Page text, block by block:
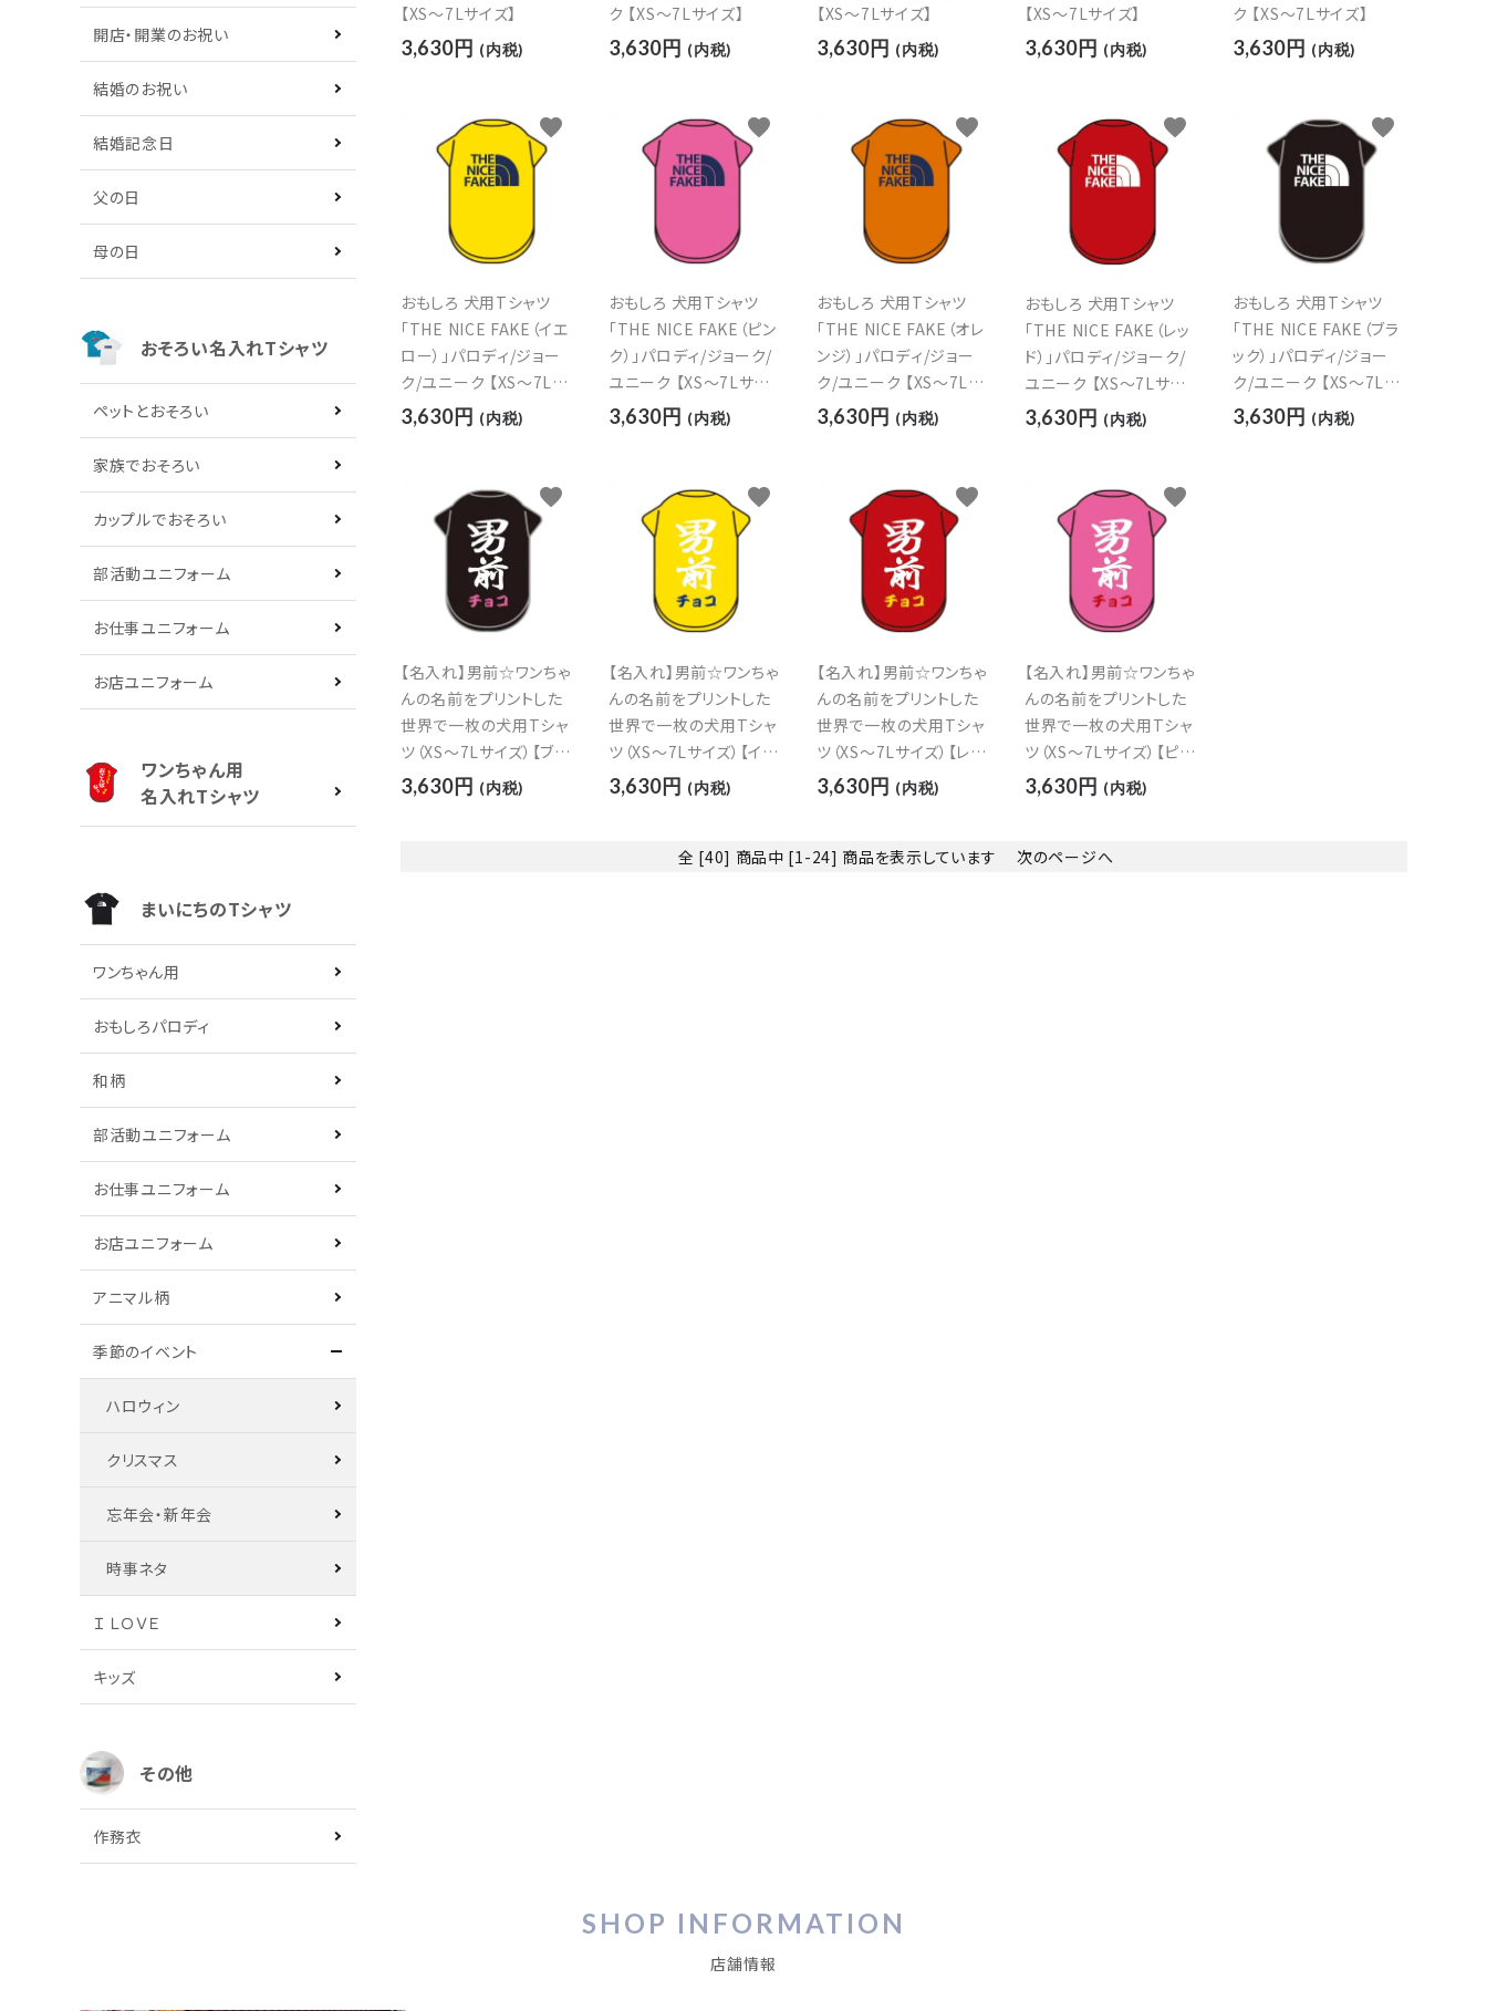
【XS～7Lサイズ】
3,630円 (内税)
ク 【XS～7Lサイズ】
3,630円 (内税)
【XS～7Lサイズ】
3,630円 (内税)
【XS～7Lサイズ】
3,630円 (内税)
ク 【XS～7Lサイズ】
3,630円 (内税)
おもしろ 犬用Tシャツ
「THE NICE FAKE（イエ
ロー）」パロディ/ジョー
ク/ユニーク 【XS～7Lサ
イズ】
3,630円 (内税)
favorite
おもしろ 犬用Tシャツ
「THE NICE FAKE（ピン
ク）」パロディ/ジョーク/
ユニーク 【XS～7Lサイ
ズ】
3,630円 (内税)
favorite
おもしろ 犬用Tシャツ
「THE NICE FAKE（オレ
ンジ）」パロディ/ジョー
ク/ユニーク 【XS～7Lサ
イズ】
3,630円 (内税)
favorite
おもしろ 犬用Tシャツ
「THE NICE FAKE（レッ
ド）」パロディ/ジョーク/
ユニーク 【XS～7Lサイ
ズ】
3,630円 (内税)
favorite
おもしろ 犬用Tシャツ
「THE NICE FAKE（ブラ
ック）」パロディ/ジョー
ク/ユニーク 【XS～7Lサ
イズ】
3,630円 (内税)
favorite
【名入れ】男前☆ワンちゃ
んの名前をプリントした
世界で一枚の犬用Tシャ
ツ（XS～7Lサイズ）【ブラ
ック】
3,630円 (内税)
favorite
【名入れ】男前☆ワンちゃ
んの名前をプリントした
世界で一枚の犬用Tシャ
ツ（XS～7Lサイズ）【イエ
ロー】
3,630円 (内税)
favorite
【名入れ】男前☆ワンちゃ
んの名前をプリントした
世界で一枚の犬用Tシャ
ツ（XS～7Lサイズ）【レッ
ド】
3,630円 (内税)
favorite
【名入れ】男前☆ワンちゃ
んの名前をプリントした
世界で一枚の犬用Tシャ
ツ（XS～7Lサイズ）【ピン
ク】
3,630円 (内税)
favorite
全 [40] 商品中 [1-24] 商品を表示しています 次のページへ
キーワード
カテゴリー
検索する
close
開店・開業のお祝い
結婚のお祝い
結婚記念日
父の日
母の日
おそろい名入れTシャツ
ペットとおそろい
家族でおそろい
カップルでおそろい
部活動ユニフォーム
お仕事ユニフォーム
お店ユニフォーム
ワンちゃん用
名入れTシャツ
まいにちのTシャツ
ワンちゃん用
おもしろパロディ
和柄
部活動ユニフォーム
お仕事ユニフォーム
お店ユニフォーム
アニマル柄
季節のイベント
ハロウィン
クリスマス
忘年会・新年会
時事ネタ
Ｉ ＬＯＶＥ
キッズ
その他
作務衣
SHOP INFORMATION
店舗情報